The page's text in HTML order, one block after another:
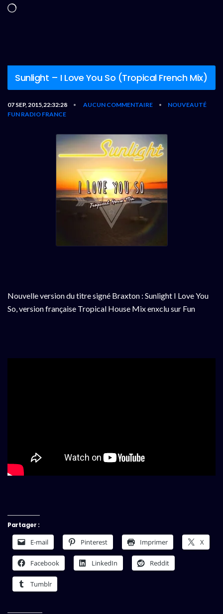
Chargement…
Sunlight – I Love You So (Tropical French Mix)
07 SEP, 2015,22:32:28 • AUCUN COMMENTAIRE •
NOUVEAUTÉ
FUN RADIO FRANCE
Nouvelle version du titre signé Braxton : Sunlight I Love You
So, version française Tropical House Mix enxclu sur Fun
Partager :
E-mail Pinterest Imprimer X
Facebook LinkedIn Reddit
Tumblr